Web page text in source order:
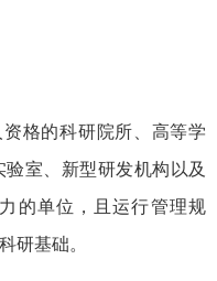
格的科研院所、高等学
室、新型研发机构以及
的单位，且运行管理规
研基础。